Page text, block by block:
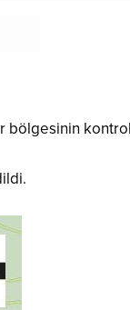
bölgesinin